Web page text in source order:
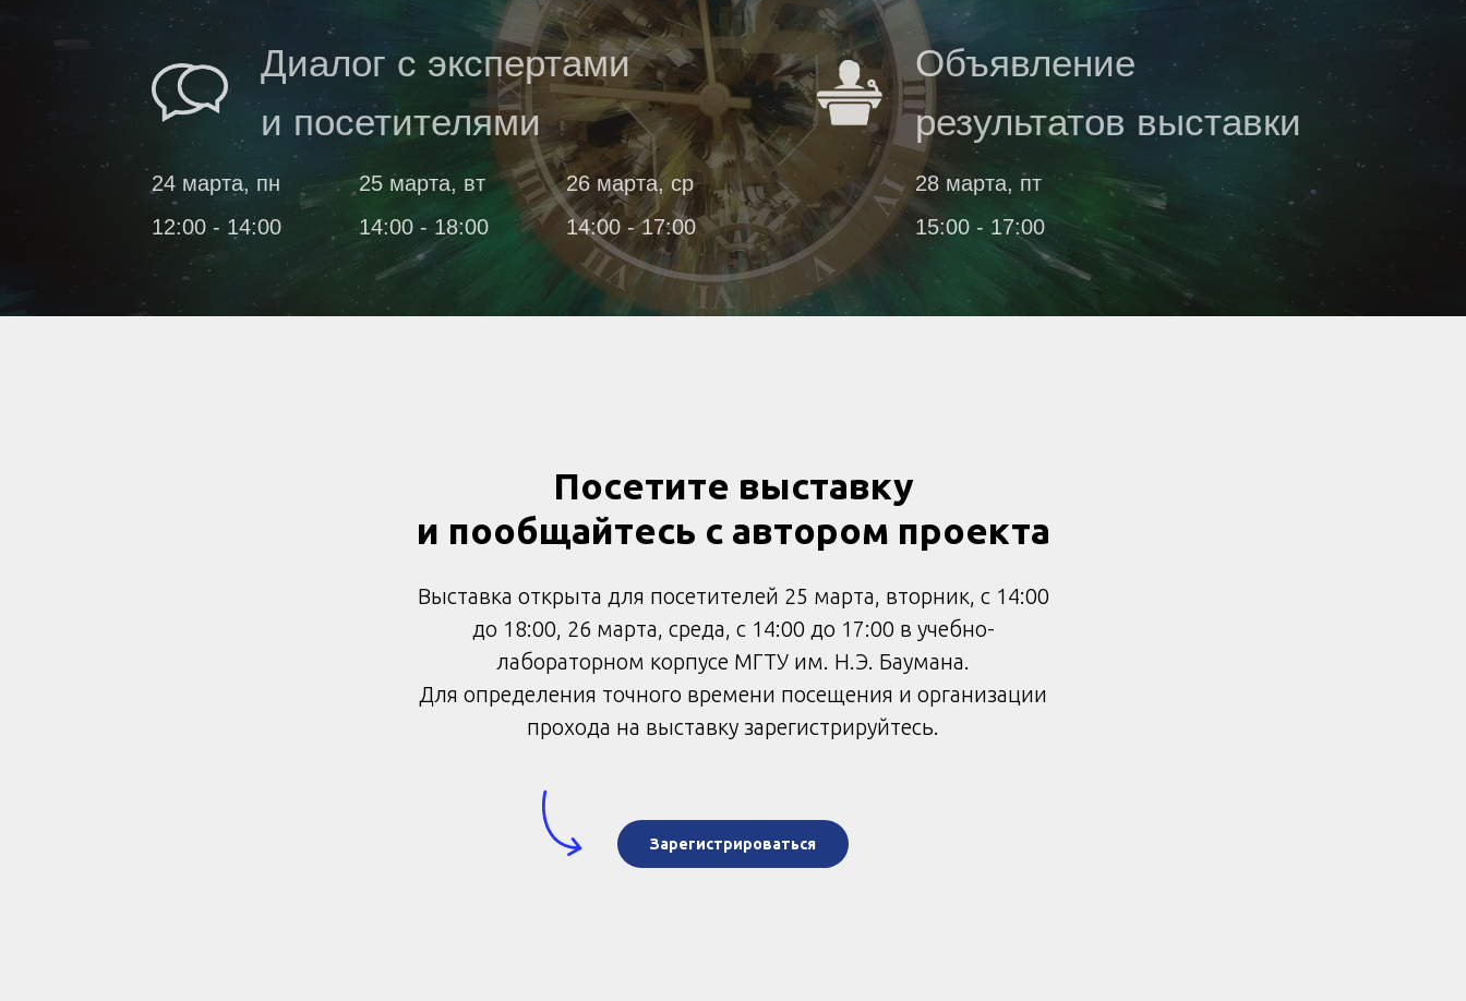
24 марта, пн
Диалог с экспертами
и посетителями
Объявление
результатов выставки
12:00 - 14:00
25 марта, вт
14:00 - 18:00
26 марта, ср
14:00 - 17:00
28 марта, пт
15:00 - 17:00
Посетите выставку
и пообщайтесь с автором проекта
Выставка открыта для посетителей 25 марта, вторник, с 14:00
до 18:00, 26 марта, среда, с 14:00 до 17:00 в учебно-
лабораторном корпусе МГТУ им. Н.Э. Баумана.
Для определения точного времени посещения и организации
прохода на выставку зарегистрируйтесь.
Зарегистрироваться